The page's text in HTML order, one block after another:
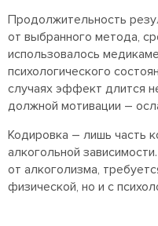
Продолжительность
от выбранного метода,
использовалось
психологического
случаях эффект длится
должной мотивации –
Кодировка – лишь часть
алкогольной
от алкоголизма,
физической, но и с